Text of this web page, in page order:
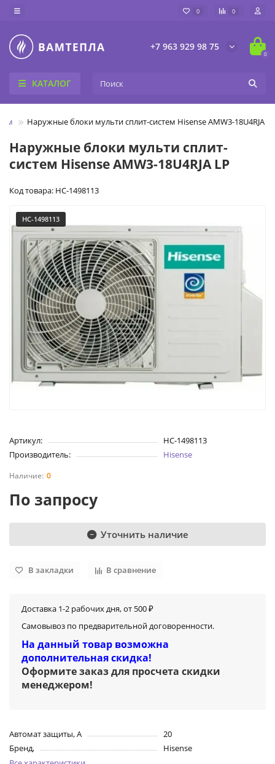
0 0
+7 963 929 98 75
0
КАТАЛОГ
Наружные блоки мульти сплит-систем Hisense AMW3-18U4RJA LP
Наружные блоки мульти сплит-
систем Hisense AMW3-18U4RJA LP
Код товара: НС-1498113
НС-1498113
Артикул:
НС-1498113
Производитель:
Hisense
0
По запросу
Уточнить наличие
В закладки В сравнение
Доставка 1-2 рабочих дня, от 500 ₽
Самовывоз по предварительной договоренности.
На данный товар возможна
дополнительная скидка!
Оформите заказ для просчета скидки
менеджером!
Автомат защиты, А
20
Бренд,
Hisense